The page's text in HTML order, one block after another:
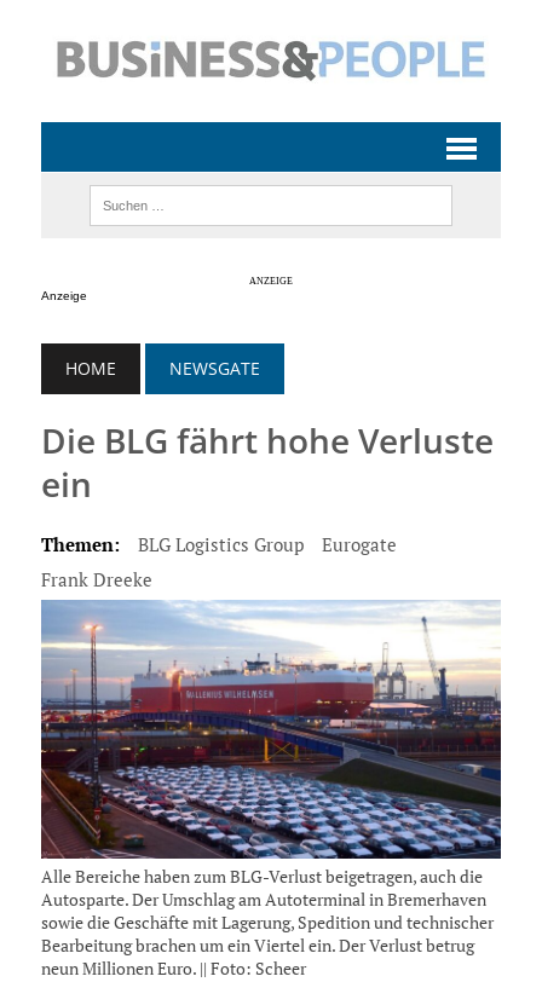
Anzeige
HOME NEWSGATE
Die BLG fährt hohe Verluste
ein
Themen: BLG Logistics Group
Eurogate
Frank Dreeke
Alle Bereiche haben zum BLG-Verlust beigetragen, auch die
Autosparte. Der Umschlag am Autoterminal in Bremerhaven
sowie die Geschäfte mit Lagerung, Spedition und technischer
Bearbeitung brachen um ein Viertel ein. Der Verlust betrug
neun Millionen Euro. || Foto: Scheer